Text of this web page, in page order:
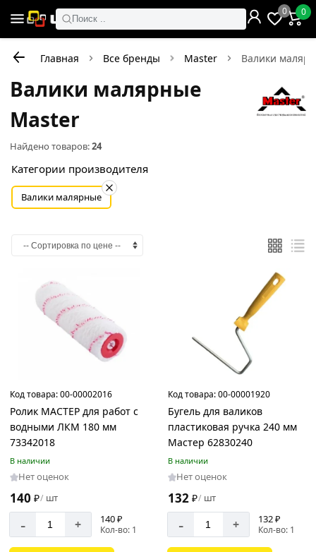
Поиск ..
0 0
Главная Все бренды Master Валики
Валики малярные
Master
Найдено товаров:24
Категории производителя
Валики малярные
Код товара:00-00002016
Ролик МАСТЕР для работ с
водными ЛКМ 180 мм
73342018
В наличии
Нет оценок
140 ₽/ шт
- + 140 ₽
Кол-во: 1
Код товара:00-00001920
Бугель для валиков
пластиковая ручка 240 мм
Мастер 62830240
В наличии
Нет оценок
132 ₽/ шт
- + 132 ₽
Кол-во: 1